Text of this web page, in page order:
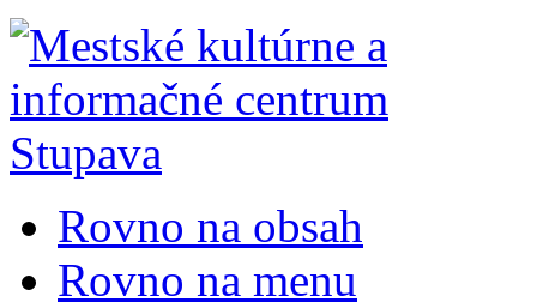
Rovno na obsah
Rovno na menu